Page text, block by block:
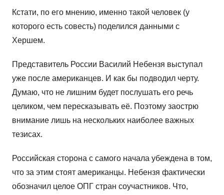
Кстати, по его мнению, именно такой человек (у
которого есть совесть) поделился данными с
Хершем.
Представитель России Василий Небензя выступал
уже после американцев. И как бы подводил черту.
Думаю, что не лишним будет послушать его речь
целиком, чем пересказывать её. Поэтому заострю
внимание лишь на нескольких наиболее важных
тезисах.
Российская сторона с самого начала убеждена в том,
что за этим стоят американцы. Небензя фактически
обозначил целое ОПГ стран соучастников. Что,